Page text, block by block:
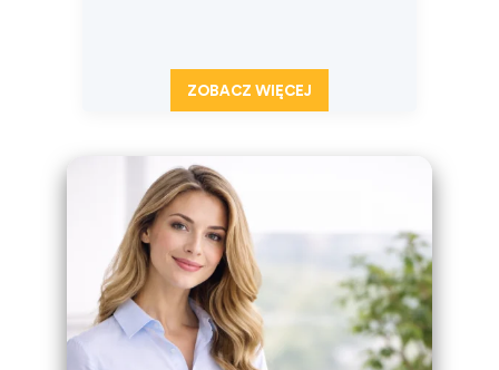
ZOBACZ WIĘCEJ